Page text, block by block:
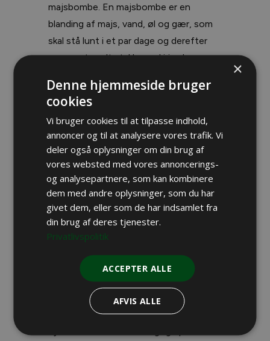
majsbombe. En majsbombe er en
blanding af majs, vand, øl og gær, som
skal stå lunt i et par dage og derefter
graves et godt stykke ned i jorden.
Af foder kan i øvrigt anbefales majs,
ærter, rug og hvede, og der må ikke
bruges foder fra animalske produkter,
såsom madaffald, wienerbrød og den
Lokkemidler
×
Denne hjemmeside bruger
cookies
Vi bruger cookies til at tilpasse indhold,
annoncer og til at analysere vores trafik. Vi
deler også oplysninger om din brug af
vores websted med vores annoncerings-
og analysepartnere, som kan kombinere
dem med andre oplysninger, som du har
givet dem, eller som de har indsamlet fra
din brug af deres tjenester.
Privatlivspolitik
ACCEPTER ALLE
AFVIS ALLE